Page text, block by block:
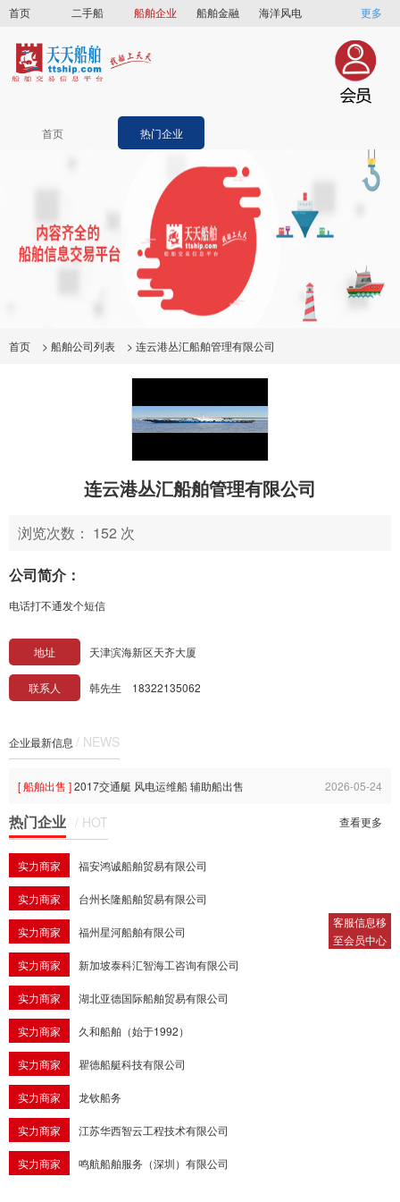
客服信息移
至会员中心
首页 二手船 船舶企业 船舶金融
海洋风电
更多
首页 热门企业
首页 > 船舶公司列表 > 连云港丛汇船舶管理有限公司
连云港丛汇船舶管理有限公司
浏览次数： 152 次
公司简介：
电话打不通发个短信
地址 天津滨海新区天齐大厦
联系人 韩先生 18322135062
企业最新信息 / NEWS
[ 船舶出售 ]2017交通艇 风电运维船 辅助船出售 2026-05-24
07:57:48.0
热门企业 / HOT 查看更多
实力商家 福安鸿诚船舶贸易有限公司
实力商家 台州长隆船舶贸易有限公司
实力商家 福州星河船舶有限公司
实力商家 新加坡泰科汇智海工咨询有限公司
实力商家 湖北亚德国际船舶贸易有限公司
实力商家 久和船舶（始于1992）
实力商家 瞿德船艇科技有限公司
实力商家 龙钦船务
实力商家 江苏华西智云工程技术有限公司
实力商家 鸣航船舶服务（深圳）有限公司